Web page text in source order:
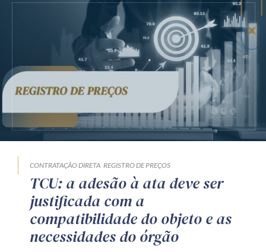
CONTRATAÇÃO DIRETA REGISTRO DE PREÇOS
TCU: a adesão à ata deve ser
justificada com a
compatibilidade do objeto e as
necessidades do órgão